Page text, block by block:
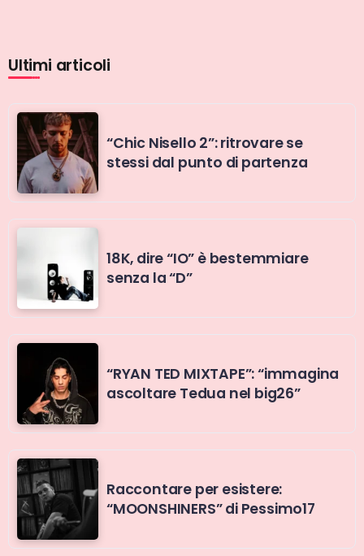
Ultimi articoli
“Chic Nisello 2”: ritrovare se
stessi dal punto di partenza
18K, dire “IO” è bestemmiare
senza la “D”
“RYAN TED MIXTAPE”: “immagina
ascoltare Tedua nel big26”
Raccontare per esistere:
“MOONSHINERS” di Pessimo17